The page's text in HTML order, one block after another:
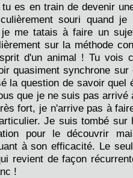
tu es en train de devenir
souri quand
je me tatais à faire un
sur la méthode
d'un animal ! Tu vois
quasiment synchrone
la question de savoir quel
que je ne suis pas arrivé
fort, je n'arrive pas à
Je suis tombé sur
pour le découvrir
à son efficacité. Le
revient de façon
!